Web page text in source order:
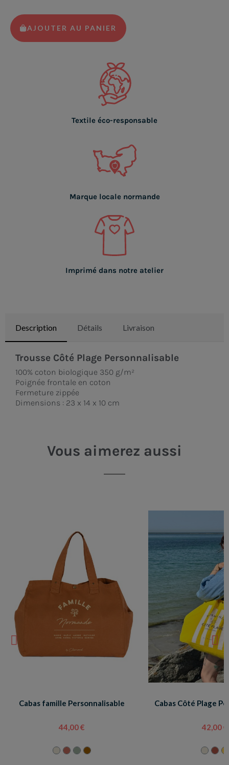
AJOUTER AU PANIER
Textile éco-responsable
Marque locale normande
Imprimé dans notre atelier
Description Détails Livraison
Trousse Côté Plage Personnalisable
100% coton biologique 350 g/m²
Poignée frontale en coton
Fermeture zippée
Dimensions : 23 x 14 x 10 cm
Vous aimerez aussi
Cabas famille Personnalisable
44,00 €
Cabas Côté Plage
42,00 €